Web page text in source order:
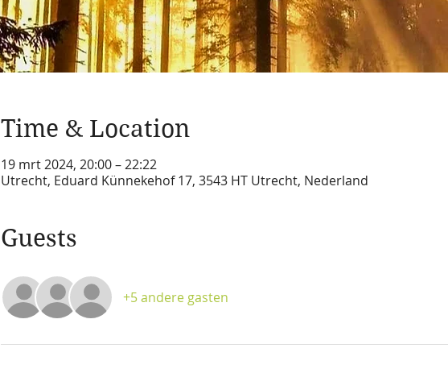
Time & Location
19 mrt 2024, 20:00 – 22:22
Utrecht, Eduard Künnekehof 17, 3543 HT Utrecht, Nederland
Guests
+5 andere gasten